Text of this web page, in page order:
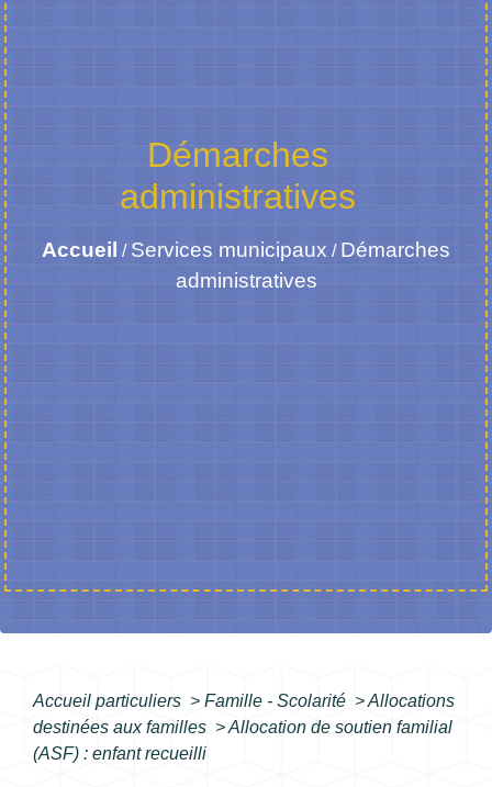
Démarches
administratives
Accueil / Services municipaux / Démarches
administratives
Accueil particuliers > Famille - Scolarité >Allocations
destinées aux familles >Allocation de soutien familial
(ASF) : enfant recueilli